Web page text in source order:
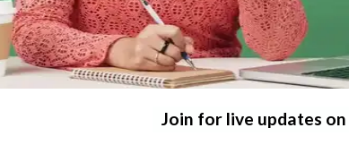
Join for live updates on